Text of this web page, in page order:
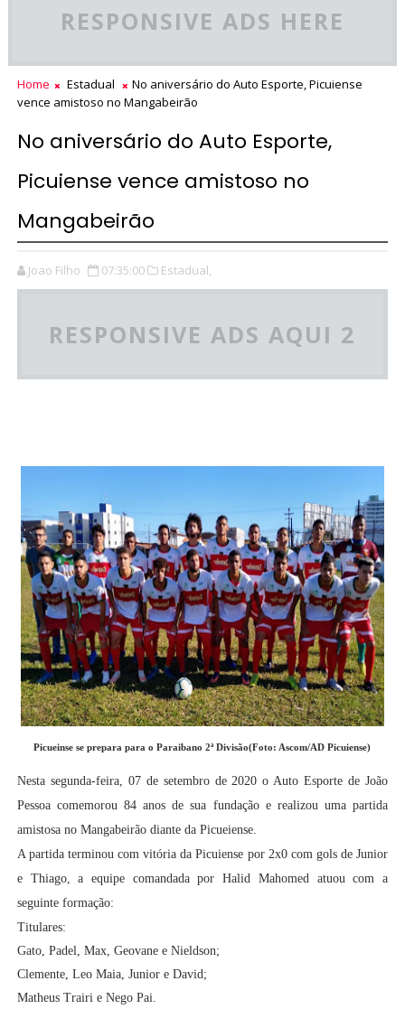
RESPONSIVE ADS HERE
Home Estadual
No aniversário do Auto Esporte, Picuiense
vence amistoso no Mangabeirão
No aniversário do Auto Esporte,
Picuiense vence amistoso no
Mangabeirão
Joao Filho 07:35:00 Estadual,
RESPONSIVE ADS AQUI 2
Picueinse se prepara para o Paraibano 2ª Divisão(Foto: Ascom/AD Picuiense)
Nesta segunda-feira, 07 de setembro de 2020 o Auto Esporte de João
Pessoa comemorou 84 anos de sua fundação e realizou uma partida
amistosa no Mangabeirão diante da Picueiense.
A partida terminou com vitória da Picuiense por 2x0 com gols de Junior
e Thiago, a equipe comandada por Halid Mahomed atuou com a
seguinte formação:
Titulares:
Gato, Padel, Max, Geovane e Nieldson;
Clemente, Leo Maia, Junior e David;
Matheus Trairi e Nego Pai.